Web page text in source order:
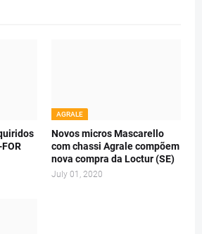
AGRALE
Novos micros Mascarello
com chassi Agrale compõem
nova compra da Loctur (SE)
July 01, 2020